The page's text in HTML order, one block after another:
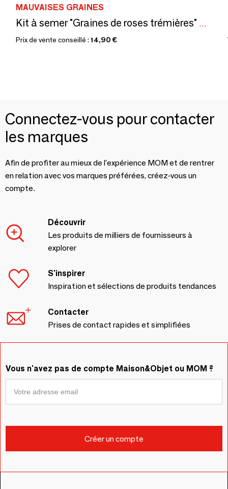
MAUVAISES GRAINES
Kit à semer "Graines de roses trémières" Fabriqué en France
Prix de vente conseillé : 14,90 €
Connectez-vous pour contacter
les marques
Afin de profiter au mieux de l'expérience MOM et de rentrer
en relation avec vos marques préférées, créez-vous un
compte.
Découvrir
Les produits de milliers de fournisseurs à
explorer
S'inspirer
Inspiration et sélections de produits tendances
Contacter
Prises de contact rapides et simplifiées
Vous n'avez pas de compte Maison&Objet ou MOM ?